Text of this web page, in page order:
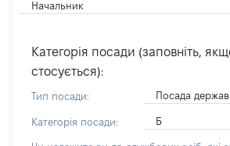
Начальник
Категорія посади (заповніть,
стосується):
Тип посади: Посада
Категорія посади: Б